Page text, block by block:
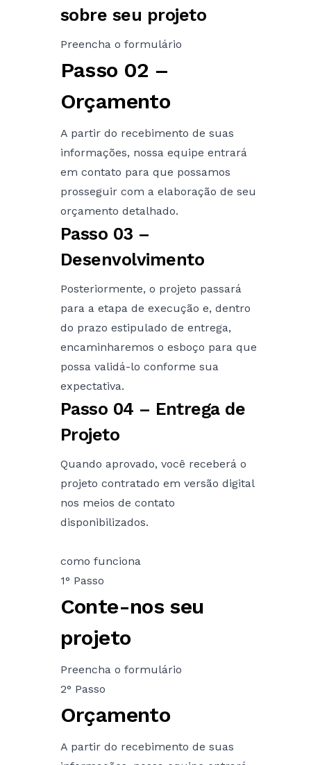
sobre seu projeto
Preencha o formulário
Passo 02 –
Orçamento
A partir do recebimento de suas
informações, nossa equipe entrará
em contato para que possamos
prosseguir com a elaboração de seu
orçamento detalhado.
Passo 03 –
Desenvolvimento
Posteriormente, o projeto passará
para a etapa de execução e, dentro
do prazo estipulado de entrega,
encaminharemos o esboço para que
possa validá-lo conforme sua
expectativa.
Passo 04 – Entrega de
Projeto
Quando aprovado, você receberá o
projeto contratado em versão digital
nos meios de contato
disponibilizados.
como funciona
1° Passo
Conte-nos seu
projeto
Preencha o formulário
2° Passo
Orçamento
A partir do recebimento de suas